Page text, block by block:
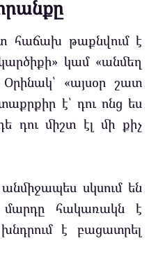
հաճախ թաքնվում է
կամ «անմեղ
«այսօր շատ
է՝ դու ոնց ես
դու միշտ էլ մի քիչ
սկսում են
մարդը հակառակն է
է բացատրել